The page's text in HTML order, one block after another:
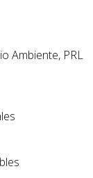
Ambiente, PRL